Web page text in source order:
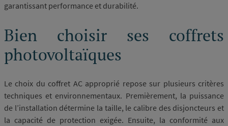
garantissant performance et durabilité.
Bien choisir ses coffrets
photovoltaïques
Le choix du coffret AC approprié repose sur plusieurs critères
techniques et environnementaux. Premièrement, la puissance
de l’installation détermine la taille, le calibre des disjoncteurs et
la capacité de protection exigée. Ensuite, la conformité aux